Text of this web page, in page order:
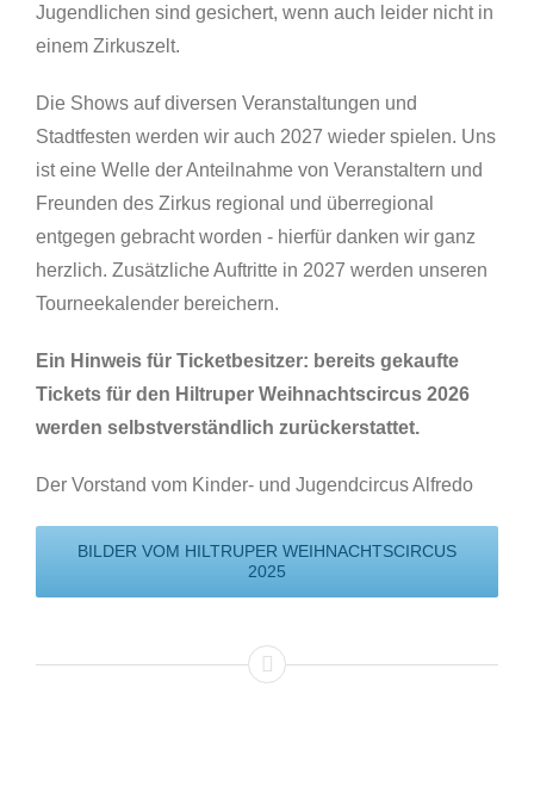
Jugendlichen sind gesichert, wenn auch leider nicht in
einem Zirkuszelt.
Die Shows auf diversen Veranstaltungen und
Stadtfesten werden wir auch 2027 wieder spielen. Uns
ist eine Welle der Anteilnahme von Veranstaltern und
Freunden des Zirkus regional und überregional
entgegen gebracht worden - hierfür danken wir ganz
herzlich. Zusätzliche Auftritte in 2027 werden unseren
Tourneekalender bereichern.
Ein Hinweis für Ticketbesitzer: bereits gekaufte
Tickets für den Hiltruper Weihnachtscircus 2026
werden selbstverständlich zurückerstattet.
Der Vorstand vom Kinder- und Jugendcircus Alfredo
BILDER VOM HILTRUPER WEIHNACHTSCIRCUS
2025